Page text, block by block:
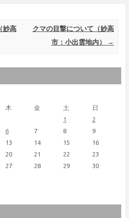
妙高
クマの目撃について（妙高
市：小出雲地内）
→
木 金 土 日
1
2
6 7 8
9
13 14 15
16
20 21 22
23
27 28 29
30